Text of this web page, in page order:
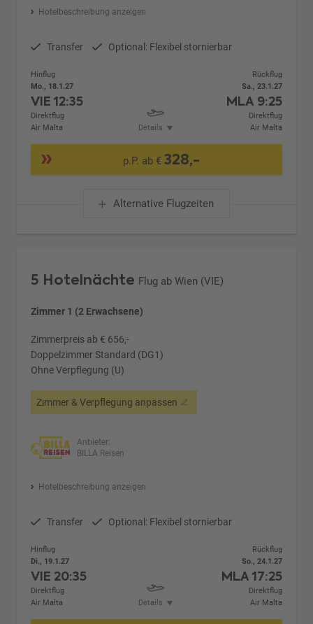
Hotelbeschreibung anzeigen
Transfer Optional: Flexibel stornierbar
Hinflug
Mo., 18.1.27
VIE12:35
Direktflug
Air Malta
Details
Rückflug
Sa., 23.1.27
MLA 9:25
Direktflug
Air Malta
p.P. ab €328,-
Alternative Flugzeiten
5 Hotelnächte Flug ab Wien (VIE)
Zimmer 1 (2 Erwachsene)
Zimmerpreis ab € 656,-
Doppelzimmer Standard (DG1)
Ohne Verpflegung (U)
Zimmer & Verpflegung anpassen
Anbieter:
BILLA Reisen
Hotelbeschreibung anzeigen
Transfer Optional: Flexibel stornierbar
Hinflug
Di., 19.1.27
VIE 20:35
Direktflug
Air Malta
Details
Rückflug
So., 24.1.27
MLA 17:25
Direktflug
Air Malta